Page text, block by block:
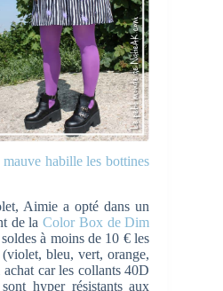
habille les bottines
Aimie a opté dans un
de laColor Box de Dim
à moins de 10 € les
bleu, vert, orange,
car les collants 40D
hyper résistants aux